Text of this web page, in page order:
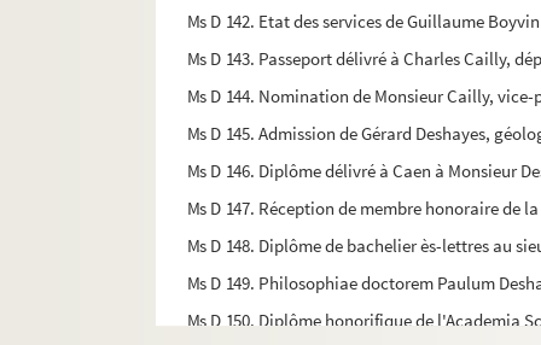
Ms D 142. Etat des services de Guillaume
Ms D 143. Passeport délivré à Charles Cailly,
Ms D 144. Nomination de Monsieur Cailly,
Ms D 145. Admission de Gérard Deshayes,
Ms D 146. Diplôme délivré à Caen à Monsieur
Ms D 147. Réception de membre honoraire de
Ms D 148. Diplôme de bachelier ès-lettres au
Ms D 149. Philosophiae doctorem Paulum
Ms D 150. Diplôme honorifique de l'Academia